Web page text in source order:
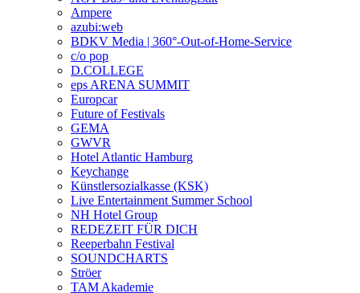
Ampere
azubi:web
BDKV Media | 360°-Out-of-Home-Service
c/o pop
D.COLLEGE
eps ARENA SUMMIT
Europcar
Future of Festivals
GEMA
GWVR
Hotel Atlantic Hamburg
Keychange
Künstlersozialkasse (KSK)
Live Entertainment Summer School
NH Hotel Group
REDEZEIT FÜR DICH
Reeperbahn Festival
SOUNDCHARTS
Ströer
TAM Akademie